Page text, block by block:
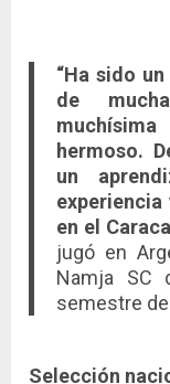
“Ha sido
de
hermoso.
un
en el
jugó en
Namja SC
semestre
Selección